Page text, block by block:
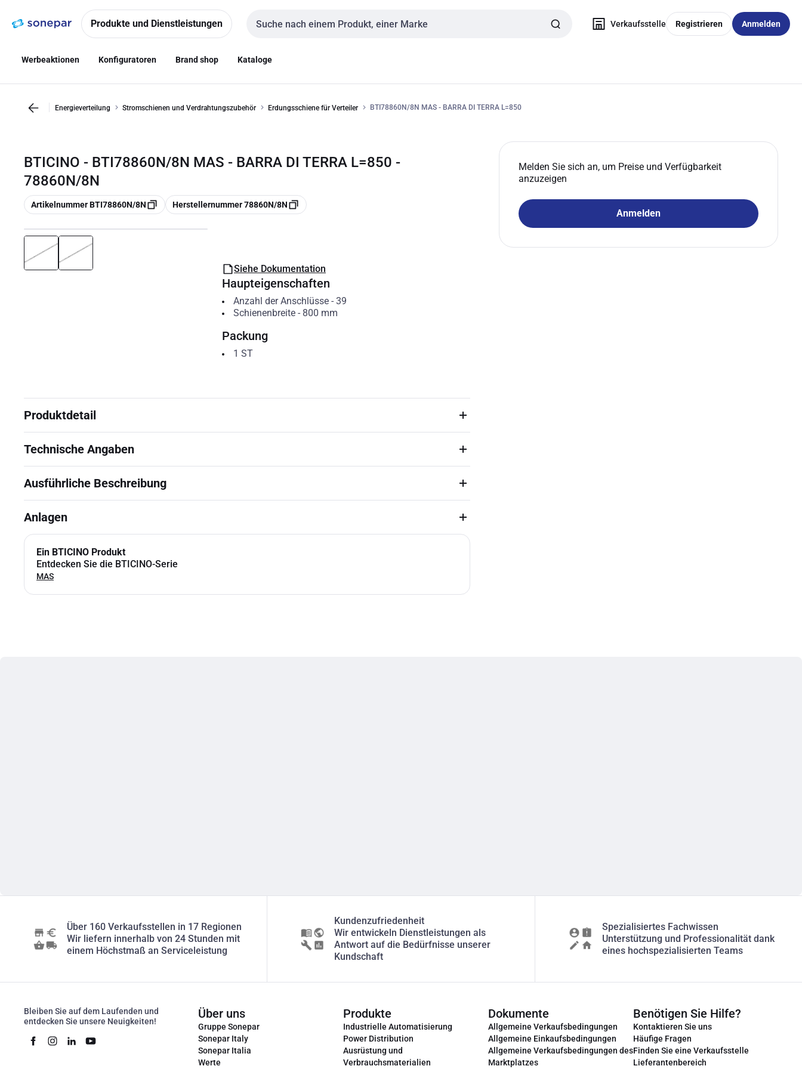
NavigationInhalt
Produkte und Dienstleistungen
Sucheingabe
Verkaufsstelle Registrieren Anmelden
Werbeaktionen Konfiguratoren Brand shop Kataloge
Energieverteilung Stromschienen und Verdrahtungszubehör Erdungsschiene für Verteiler BTI78860N/8N MAS - BARRA DI TERRA L=850
BTICINO - BTI78860N/8N MAS - BARRA DI TERRA L=850 -
78860N/8N
Kopieren
Artikelnummer BTI78860N/8N Kopieren
Herstellernummer 78860N/8N
Melden Sie sich an, um Preise und Verfügbarkeit
anzuzeigen
Anmelden
Siehe Dokumentation
Haupteigenschaften
Anzahl der Anschlüsse- 39
Schienenbreite- 800 mm
Packung
1 ST
Produktdetail
Technische Angaben
Ausführliche Beschreibung
Anlagen
Ein BTICINO Produkt
Entdecken Sie die BTICINO-Serie
MAS
Über 160 Verkaufsstellen in 17 Regionen
Wir liefern innerhalb von 24 Stunden mit
einem Höchstmaß an Serviceleistung
Kundenzufriedenheit
Wir entwickeln Dienstleistungen als
Antwort auf die Bedürfnisse unserer
Kundschaft
Spezialisiertes Fachwissen
Unterstützung und Professionalität dank
eines hochspezialisierten Teams
Bleiben Sie auf dem Laufenden und
entdecken Sie unsere Neuigkeiten!
Über uns
Gruppe Sonepar
Sonepar Italy
Sonepar Italia
Werte
Produkte
Industrielle Automatisierung
Power Distribution
Ausrüstung und
Verbrauchsmaterialien
Dokumente
Allgemeine Verkaufsbedingungen
Allgemeine Einkaufsbedingungen
Allgemeine Verkaufsbedingungen des
Marktplatzes
Benötigen Sie Hilfe?
Kontaktieren Sie uns
Häufige Fragen
Finden Sie eine Verkaufsstelle
Lieferantenbereich